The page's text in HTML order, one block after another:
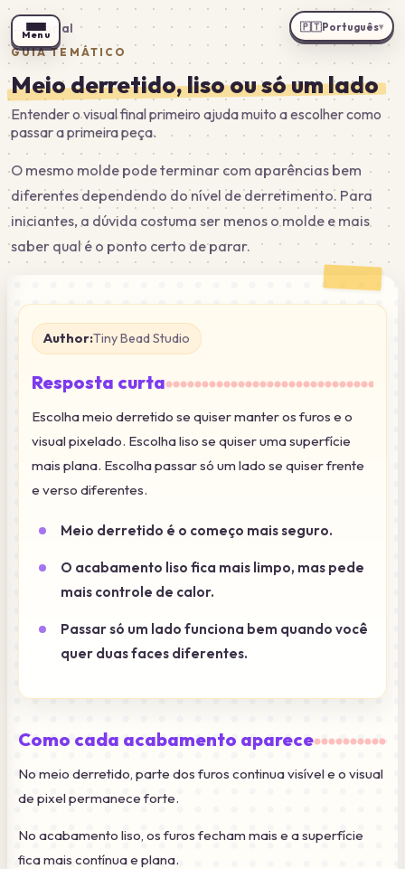
←Tutorial
GUIA TEMÁTICO
Meio derretido, liso ou só um lado
Entender o visual final primeiro ajuda muito a escolher como
passar a primeira peça.
O mesmo molde pode terminar com aparências bem
diferentes dependendo do nível de derretimento. Para
iniciantes, a dúvida costuma ser menos o molde e mais
saber qual é o ponto certo de parar.
Author:Tiny Bead Studio
Resposta curta
Escolha meio derretido se quiser manter os furos e o
visual pixelado. Escolha liso se quiser uma superfície
mais plana. Escolha passar só um lado se quiser frente
e verso diferentes.
Meio derretido é o começo mais seguro.
O acabamento liso fica mais limpo, mas pede
mais controle de calor.
Passar só um lado funciona bem quando você
quer duas faces diferentes.
Como cada acabamento aparece
No meio derretido, parte dos furos continua visível e o visual
de pixel permanece forte.
No acabamento liso, os furos fecham mais e a superfície
fica mais contínua e plana.
Menu
🇵🇹Português▾